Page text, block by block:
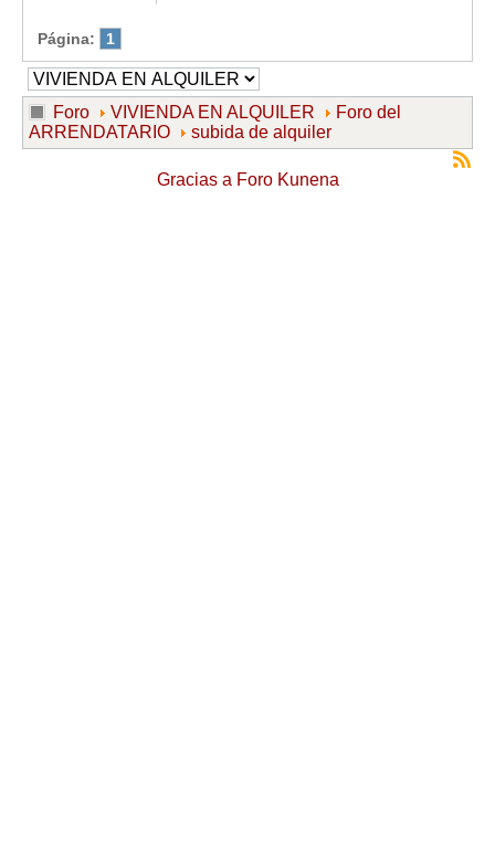
Página: 1
Foro VIVIENDA EN ALQUILER
Foro del
ARRENDATARIO
subida de alquiler
Gracias a Foro Kunena